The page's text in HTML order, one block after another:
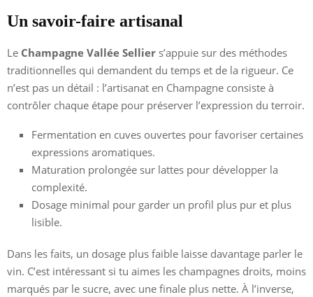
Un savoir-faire artisanal
Le Champagne Vallée Sellier s’appuie sur des méthodes
traditionnelles qui demandent du temps et de la rigueur. Ce
n’est pas un détail : l’artisanat en Champagne consiste à
contrôler chaque étape pour préserver l’expression du terroir.
Fermentation en cuves ouvertes pour favoriser certaines
expressions aromatiques.
Maturation prolongée sur lattes pour développer la
complexité.
Dosage minimal pour garder un profil plus pur et plus
lisible.
Dans les faits, un dosage plus faible laisse davantage parler le
vin. C’est intéressant si tu aimes les champagnes droits, moins
marqués par le sucre, avec une finale plus nette. À l’inverse,